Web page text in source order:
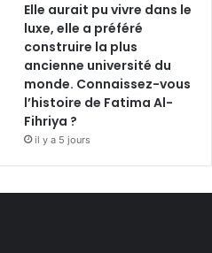
Elle aurait pu vivre dans le
luxe, elle a préféré
construire la plus
ancienne université du
monde. Connaissez-vous
l’histoire de Fatima Al-
Fihriya ?
il y a 5 jours